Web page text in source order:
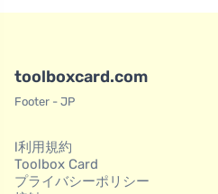
toolboxcard.com
Footer - JP
l利用規約
Toolbox Card
プライバシーポリシー